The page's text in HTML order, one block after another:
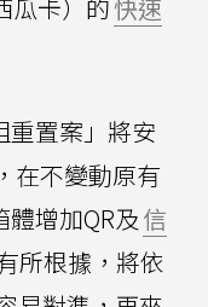
瓜卡）的快速
重置案」將安
在不變動原有
增加QR及信
所根據，將依